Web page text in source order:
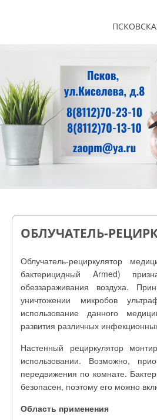
ОБЛУЧАТЕЛЬ-
Облучатель-рециркулятор
бактерицидный Armed)
обеззараживания воздуха.
уничтожении микробов
использование данного
развития различных
Настенный рециркулятор
использовании. Возможно,
передвижения по комнате.
безопасен, поэтому его можно
Область применения